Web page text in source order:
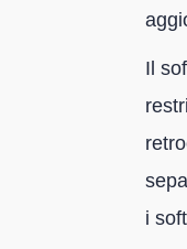
Il
i